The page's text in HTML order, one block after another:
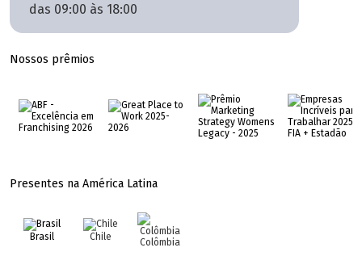
das 09:00 às 18:00
Nossos prêmios
Presentes na América Latina
Brasil Chile Colômbia